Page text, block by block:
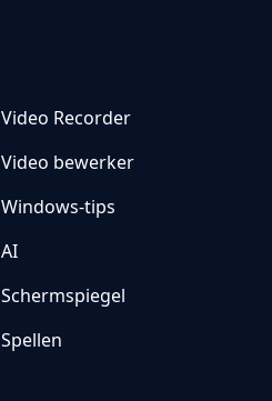
Video Recorder
Video bewerker
Windows-tips
AI
Schermspiegel
Spellen